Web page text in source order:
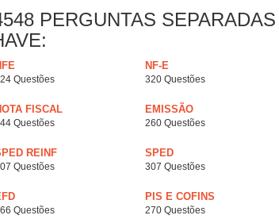
PERGUNTAS SEPARADAS
Questões
NF-E
320 Questões
FISCAL
Questões
EMISSÃO
260 Questões
REINF
Questões
SPED
307 Questões
Questões
PIS E COFINS
270 Questões